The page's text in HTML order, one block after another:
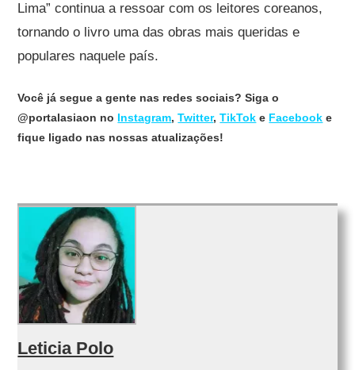
Lima” continua a ressoar com os leitores coreanos,
tornando o livro uma das obras mais queridas e
populares naquele país.
Você já segue a gente nas redes sociais? Siga o
@portalasiaon no Instagram,Twitter, TikTok e Facebook e
fique ligado nas nossas atualizações!
Leticia Polo